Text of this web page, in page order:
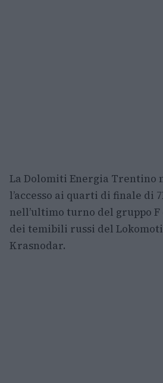
La Dolomiti Energia Trentino
l’accesso ai quarti di finale di
nell’ultimo turno del gruppo F
dei temibili russi del
Krasnodar.